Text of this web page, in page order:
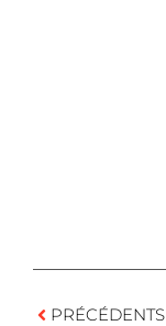
PRÉCÉDENTS